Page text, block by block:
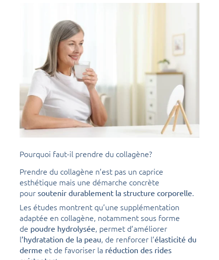
Pourquoi faut-il prendre du collagène?
Prendre du collagène n’est pas un caprice
esthétique mais une démarche concrète
pour soutenir durablement la structure corporelle.
Les études montrent qu’une supplémentation
adaptée en collagène, notamment sous forme
de poudre hydrolysée, permet d’améliorer
l’hydratation de la peau, de renforcer l’élasticité du
derme et de favoriser la réduction des rides